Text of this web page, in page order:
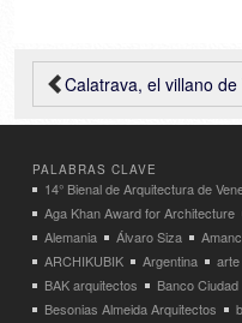
Calatrava, el villano de
PALABRAS CLAVE
14° Bienal de Arquitectura de
Aga Khan Award for Architecture
Alemania
Álvaro Siza
ARCHIKUBIK
Argentina arte
BAK arquitectos
Banco Ciudad
Besonias Almeida Arquitectos